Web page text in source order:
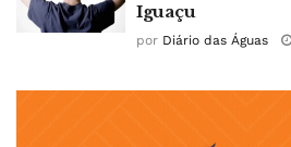
Iguaçu
por Diário das Águas